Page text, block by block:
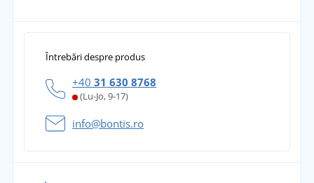
Întrebări despre produs
+40 31 630 8768
(Lu-Jo, 9-17)
info@bontis.ro